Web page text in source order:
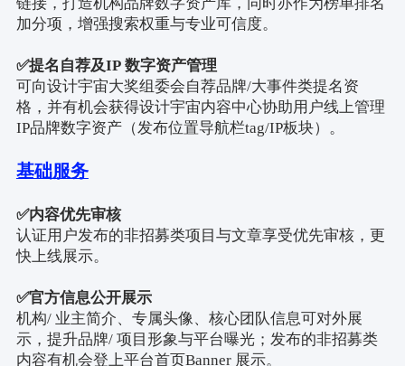
链接，打造机构品牌数字资产库，同时亦作为榜单排名
加分项，增强搜索权重与专业可信度。
✅提名自荐及IP 数字资产管理
可向设计宇宙大奖组委会自荐品牌/大事件类提名资
格，并有机会获得设计宇宙内容中心协助用户线上管理
IP品牌数字资产（发布位置导航栏tag/IP板块）。
基础服务
✅内容优先审核
认证用户发布的非招募类项目与文章享受优先审核，更
快上线展示。
✅官方信息公开展示
机构/ 业主简介、专属头像、核心团队信息可对外展
示，提升品牌/ 项目形象与平台曝光；发布的非招募类
内容有机会登上平台首页Banner 展示。